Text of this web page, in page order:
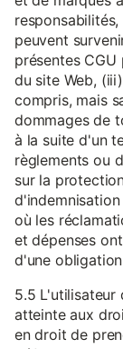
peuvent
présentes
du site Web,
compris, mais
dommages de
à la suite d'un
règlements ou
sur la
où les
et dépenses
d'une
5.5
atteinte aux
en droit de